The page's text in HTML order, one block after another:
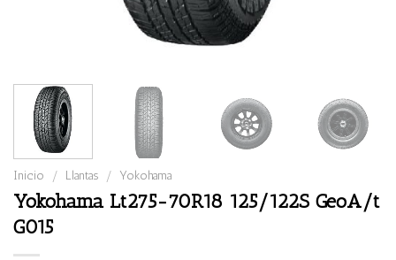
Inicio / Llantas / Yokohama
Yokohama Lt275-70R18 125/122S GeoA/t
G015